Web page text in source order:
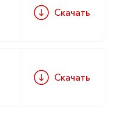
Скачать
Скачать